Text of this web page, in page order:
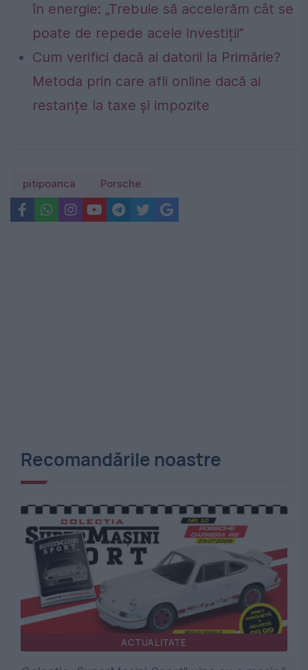
în energie: „Trebuie să accelerăm cât se
poate de repede acele investiții”
Cum verifici dacă ai datorii la Primărie?
Metoda prin care afli online dacă ai
restanțe la taxe și impozite
pitipoanca Porsche
Recomandările noastre
ACTUALITATE